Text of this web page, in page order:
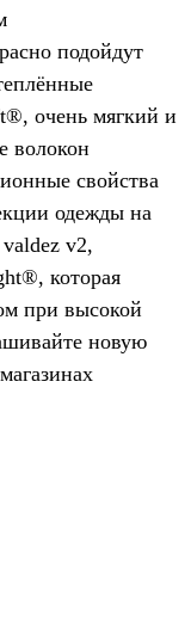
подойдут
очень мягкий и
волокон
свойства
одежды на
v2,
которая
при высокой
новую